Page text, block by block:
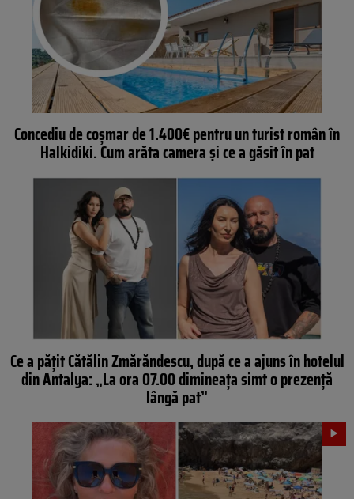
Concediu de coșmar de 1.400€ pentru un turist român în
Halkidiki. Cum arăta camera și ce a găsit în pat
Ce a pățit Cătălin Zmărăndescu, după ce a ajuns în hotelul
din Antalya: „La ora 07.00 dimineața simt o prezență
lângă pat”